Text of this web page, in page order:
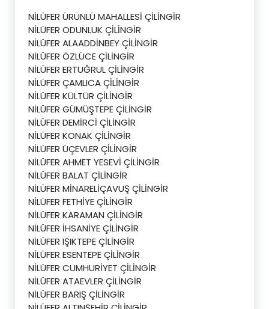
NİLÜFER ÜRÜNLÜ MAHALLESİ ÇİLİNGİR
NİLÜFER ODUNLUK ÇİLİNGİR
NİLÜFER ALAADDİNBEY ÇİLİNGİR
NİLÜFER ÖZLÜCE ÇİLİNGİR
NİLÜFER ERTUĞRUL ÇİLİNGİR
NİLÜFER ÇAMLICA ÇİLİNGİR
NİLÜFER KÜLTÜR ÇİLİNGİR
NİLÜFER GÜMÜŞTEPE ÇİLİNGİR
NİLÜFER DEMİRCİ ÇİLİNGİR
NİLÜFER KONAK ÇİLİNGİR
NİLÜFER ÜÇEVLER ÇİLİNGİR
NİLÜFER AHMET YESEVİ ÇİLİNGİR
NİLÜFER BALAT ÇİLİNGİR
NİLÜFER MİNARELİÇAVUŞ ÇİLİNGİR
NİLÜFER FETHİYE ÇİLİNGİR
NİLÜFER KARAMAN ÇİLİNGİR
NİLÜFER İHSANİYE ÇİLİNGİR
NİLÜFER IŞIKTEPE ÇİLİNGİR
NİLÜFER ESENTEPE ÇİLİNGİR
NİLÜFER CUMHURİYET ÇİLİNGİR
NİLÜFER ATAEVLER ÇİLİNGİR
NİLÜFER BARIŞ ÇİLİNGİR